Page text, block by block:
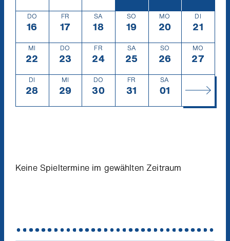
DO
Donnerstag
16.7.
16
FR
Freitag
17.7.
17
SA
Samstag
18.7.
18
SO
Sonntag
19.7.
19
MO
Montag
20.7.
20
DI
21.7.
21
MI
Mittwoch
22.7.
22
DO
Donnerstag
23.7.
23
FR
Freitag
24.7.
24
SA
Samstag
25.7.
25
SO
Sonntag
26.7.
26
MO
Montag
27.7.
27
DI
Dienstag
28.7.
28
MI
Mittwoch
29.7.
29
DO
Donnerstag
30.7.
30
FR
Freitag
31.7.
31
SA
Samstag
1.8.
01
Keine Spieltermine im gewählten Zeitraum